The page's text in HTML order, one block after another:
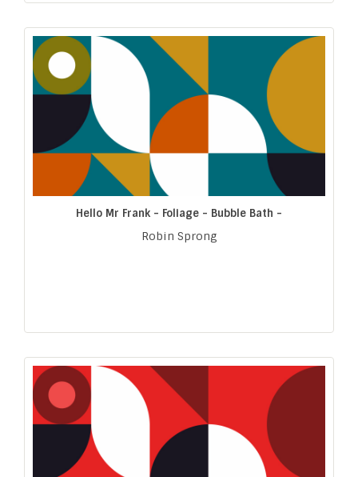
Hello Mr Frank - Foliage - Bubble Bath -
Robin Sprong